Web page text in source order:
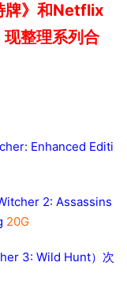
牌》和Netflix
整理系列合
Enhanced Editi
2: Assassins
20G
3: Wild Hunt）次